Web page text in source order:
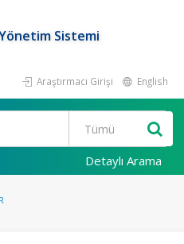
Sistemi
Araştırmacı Girişi English
Detaylı Arama